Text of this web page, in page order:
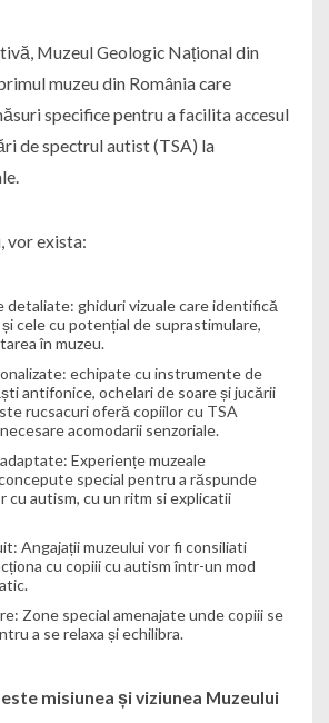
Muzeul Geologic Național din
muzeu din România care
specifice pentru a facilita accesul
de spectrul autist (TSA) la
vor exista:
detaliate: ghiduri vizuale care identifică
cele cu potențial de suprastimulare,
în muzeu.
echipate cu instrumente de
antifonice, ochelari de soare și jucării
rucsacuri oferă copiilor cu TSA
acomodarii senzoriale.
Experiențe muzeale
special pentru a răspunde
cu autism, cu un ritm si explicatii
Angajații muzeului vor fi consiliati
cu copiii cu autism într-un mod
Zone special amenajate unde copiii se
a se relaxa și echilibra.
misiunea și viziunea Muzeului